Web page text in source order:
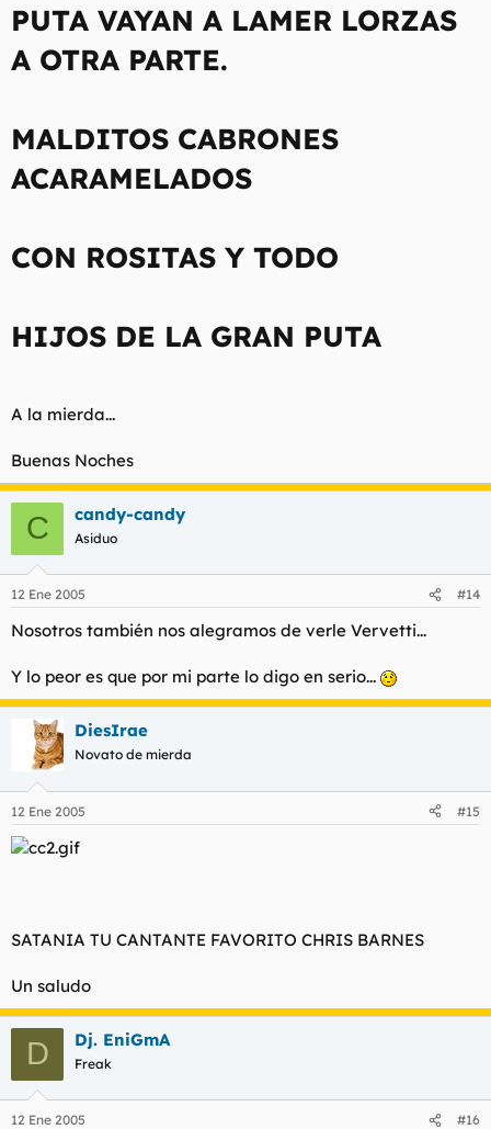
PUTA VAYAN A LAMER LORZAS
A OTRA PARTE.
MALDITOS CABRONES
ACARAMELADOS
CON ROSITAS Y TODO
HIJOS DE LA GRAN PUTA
A la mierda...
Buenas Noches
C candy-candy
Asiduo
12 Ene 2005 #14
Nosotros también nos alegramos de verle Vervetti...
Y lo peor es que por mi parte lo digo en serio...
DiesIrae
Novato de mierda
12 Ene 2005 #15
SATANIA TU CANTANTE FAVORITO CHRIS BARNES
Un saludo
D Dj. EniGmA
Freak
12 Ene 2005 #16